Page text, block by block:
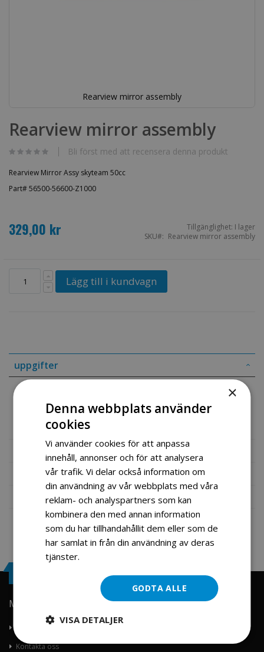
Rearview mirror assembly
till
början
bildgalleriet
Rearview mirror assembly
Bli först med att recensera denna produkt
Rearview Mirror Assy skyteam 50cc
Part# 56500-56600-Z1000
329,00 kr Tillgänglighet: I lager
SKU
Rearview mirror assembly
Lägg till i kundvagn
uppgifter
Part# 56500-56600-Z1000
Mer information
Recensioner
Fil vedlegg
Min konto
Kontakta oss
×
Denna webbplats använder
cookies
Vi använder cookies för att anpassa
innehåll, annonser och för att analysera
vår trafik. Vi delar också information om
din användning av vår webbplats med våra
reklam- och analyspartners som kan
kombinera den med annan information
som du har tillhandahållit dem eller som de
har samlat in från din användning av deras
tjänster.
GODTA ALLE
VISA DETALJER